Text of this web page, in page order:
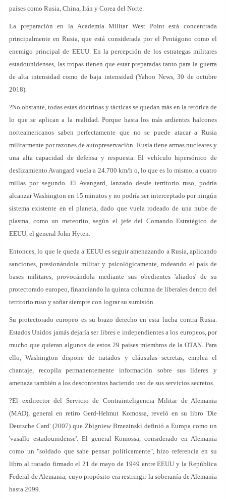
países como Rusia, China, Irán y Corea del Norte.
La preparación en la Academia Militar West Point está concentrada
principalmente en Rusia, que está considerada por el Pentágono como el
enemigo principal de EEUU. En la percepción de los estrategas militares
estadounidenses, las tropas tienen que estar preparadas tanto para la guerra
de alta intensidad como de baja intensidad (Yahoo News, 30 de octubre
2018).
?No obstante, todas estas doctrinas y tácticas se quedan más en la retórica de
lo que se aplican a la realidad. Porque hasta los más ardientes halcones
norteamericanos saben perfectamente que no se puede atacar a Rusia
militarmente por razones de autopreservación. Rusia tiene armas nucleares y
una alta capacidad de defensa y respuesta. El vehículo hipersónico de
deslizamiento Avangard vuela a 24.700 km/h o, lo que es lo mismo, a cuatro
millas por segundo. El Avangard, lanzado desde territorio ruso, podría
alcanzar Washington en 15 minutos y no podría ser interceptado por ningún
sistema existente en el planeta, dado que vuela rodeado de una nube de
plasma, como un meteorito, según el jefe del Comando Estratégico de
EEUU, el general John Hyten.
Entonces, lo que le queda a EEUU es seguir amenazando a Rusia, aplicando
sanciones, presionándola militar y psicológicamente, rodeando el país de
bases militares, provocándola mediante sus obedientes 'aliados' de su
protectorado europeo, financiando la quinta columna de liberales dentro del
territorio ruso y soñar siempre con lograr su sumisión.
Su protectorado europeo es su brazo derecho en esta lucha contra Rusia.
Estados Unidos jamás dejaría ser libres e independientes a los europeos, por
mucho que quieran algunos de estos 29 países miembros de la OTAN. Para
ello, Washington dispone de tratados y cláusulas secretas, emplea el
chantaje, recopila permanentemente información sobre sus líderes y
amenaza también a los descontentos haciendo uso de sus servicios secretos.
?El exdirector del Servicio de Contrainteligencia Militar de Alemania
(MAD), general en retiro Gerd-Helmut Komossa, reveló en su libro 'Die
Deutsche Card' (2007) que Zbigniew Brzezinski definió a Europa como un
'vasallo estadounidense'. El general Komossa, considerado en Alemania
como un "soldado que sabe pensar políticamente", hizo referencia en su
libro al tratado firmado el 21 de mayo de 1949 entre EEUU y la República
Federal de Alemania, cuyo propósito era restringir la soberanía de Alemania
hasta 2099.